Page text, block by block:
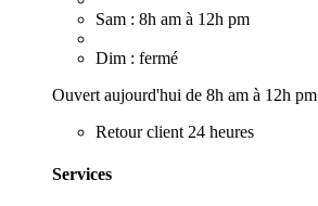
Sam : 8h am à 12h pm
Dim : fermé
Ouvert aujourd'hui de 8h am à 12h pm
Retour client 24 heures
Services